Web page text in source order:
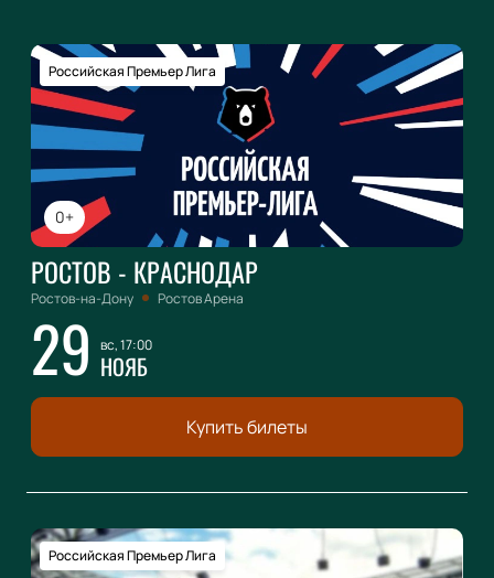
0+
Российская Премьер Лига
РОСТОВ - КРАСНОДАР
Ростов-на-Дону Ростов Арена
29 вс, 17:00
НОЯБ
Купить билеты
Российская Премьер Лига